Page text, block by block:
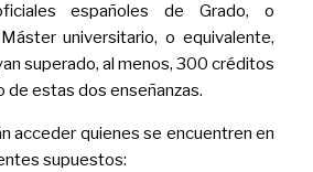
españoles de Grado, o
universitario, o equivalente,
superado, al menos, 300 créditos
de estas dos enseñanzas.
acceder quienes se encuentren en
supuestos: